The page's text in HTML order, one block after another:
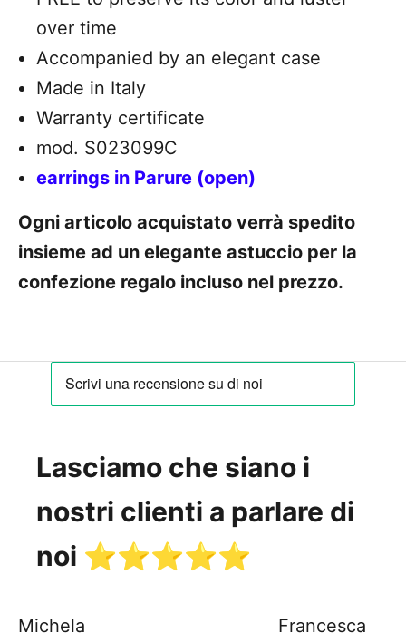
over time
Accompanied by an elegant case
Made in Italy
Warranty certificate
mod. S023099C
earrings in Parure (open)
Ogni articolo acquistato verrà spedito
insieme ad un elegante astuccio per la
confezione regalo incluso nel prezzo.
Lasciamo che siano i
nostri clienti a parlare di
noi ⭐️⭐️⭐️⭐️⭐️
Michela
Francesca